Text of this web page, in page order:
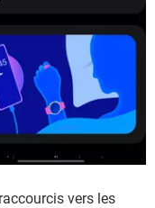
vers les